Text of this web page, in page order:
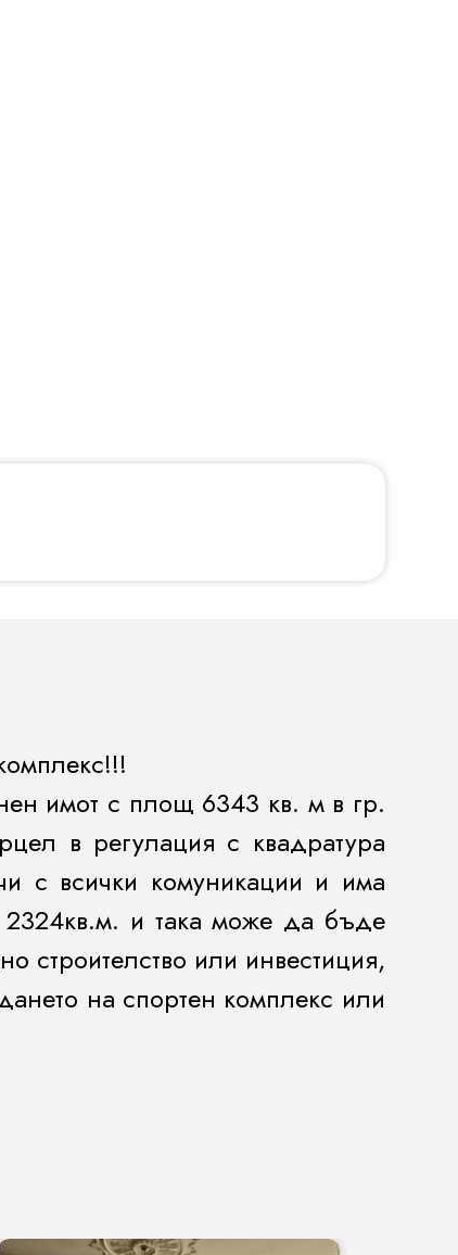
имот с площ 6343 кв. м в гр.
в регулация с квадратура
с всички комуникации и има
и така може да бъде
строителство или инвестиция,
на спортен комплекс или